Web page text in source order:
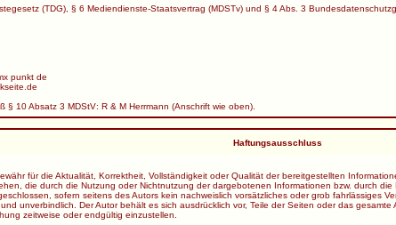
(TDG), § 6 Mediendienste-Staatsvertrag (MDSTv) und § 4 Abs. 3
punkt de
§ 10 Absatz 3 MDStV: R & M Herrmann (Anschrift wie oben).
Haftungsausschluss
für die Aktualität, Korrektheit, Vollständigkeit oder Qualität der bereitgestellten
die durch die Nutzung oder Nichtnutzung der dargebotenen Informationen bzw. durch
sofern seitens des Autors kein nachweislich vorsätzliches oder grob fahrlässiges
unverbindlich. Der Autor behält es sich ausdrücklich vor, Teile der Seiten oder das
zeitweise oder endgültig einzustellen.